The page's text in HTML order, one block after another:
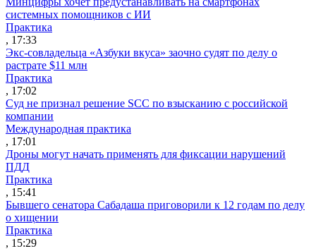
системных помощников с ИИ
Практика
, 17:33
Экс-совладельца «Азбуки вкуса» заочно судят по делу о
растрате $11 млн
Практика
, 17:02
Суд не признал решение SCC по взысканию с российской
компании
Международная практика
, 17:01
Дроны могут начать применять для фиксации нарушений
ПДД
Практика
, 15:41
Бывшего сенатора Сабадаша приговорили к 12 годам по делу
о хищении
Практика
, 15:29